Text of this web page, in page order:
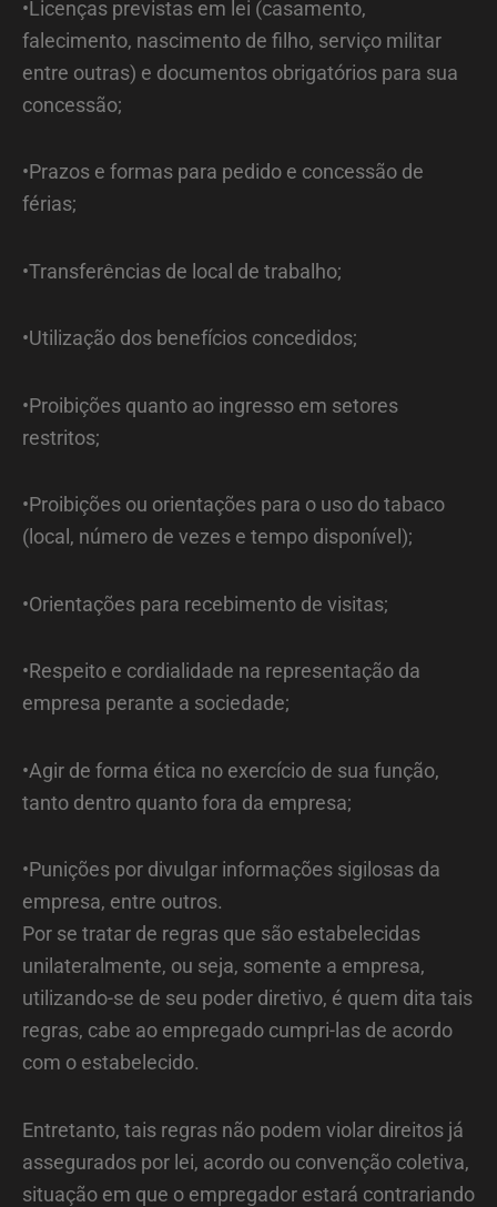
•Licenças previstas em lei (casamento,
falecimento, nascimento de filho, serviço militar
entre outras) e documentos obrigatórios para sua
concessão;
•Prazos e formas para pedido e concessão de
férias;
•Transferências de local de trabalho;
•Utilização dos benefícios concedidos;
•Proibições quanto ao ingresso em setores
restritos;
•Proibições ou orientações para o uso do tabaco
(local, número de vezes e tempo disponível);
•Orientações para recebimento de visitas;
•Respeito e cordialidade na representação da
empresa perante a sociedade;
•Agir de forma ética no exercício de sua função,
tanto dentro quanto fora da empresa;
•Punições por divulgar informações sigilosas da
empresa, entre outros.
Por se tratar de regras que são estabelecidas
unilateralmente, ou seja, somente a empresa,
utilizando-se de seu poder diretivo, é quem dita tais
regras, cabe ao empregado cumpri-las de acordo
com o estabelecido.
Entretanto, tais regras não podem violar direitos já
assegurados por lei, acordo ou convenção coletiva,
situação em que o empregador estará contrariando